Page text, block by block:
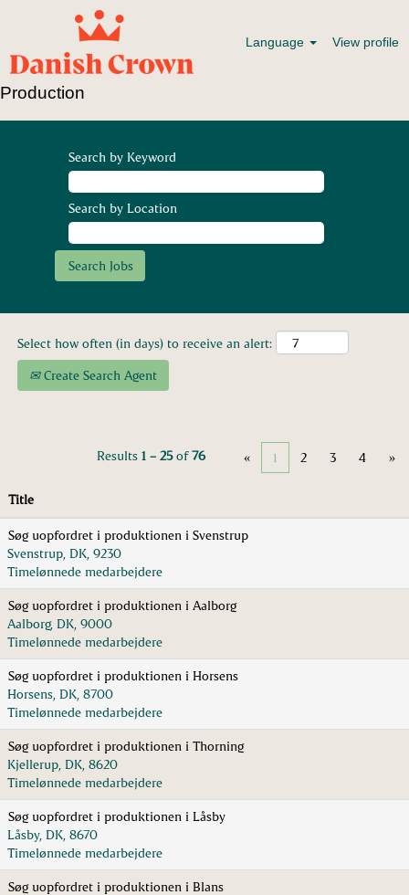
Language View profile
Production
Search by Keyword
Search by Location
Select how often (in days) to receive an alert:
Create Search Agent
Results 1 – 25of76 « 1 2 3 4 »
Title
Søg uopfordret i produktionen i Svenstrup
Svenstrup, DK, 9230
Timelønnede medarbejdere
Søg uopfordret i produktionen i Aalborg
Aalborg, DK, 9000
Timelønnede medarbejdere
Søg uopfordret i produktionen i Horsens
Horsens, DK, 8700
Timelønnede medarbejdere
Søg uopfordret i produktionen i Thorning
Kjellerup, DK, 8620
Timelønnede medarbejdere
Søg uopfordret i produktionen i Låsby
Låsby, DK, 8670
Timelønnede medarbejdere
Søg uopfordret i produktionen i Blans